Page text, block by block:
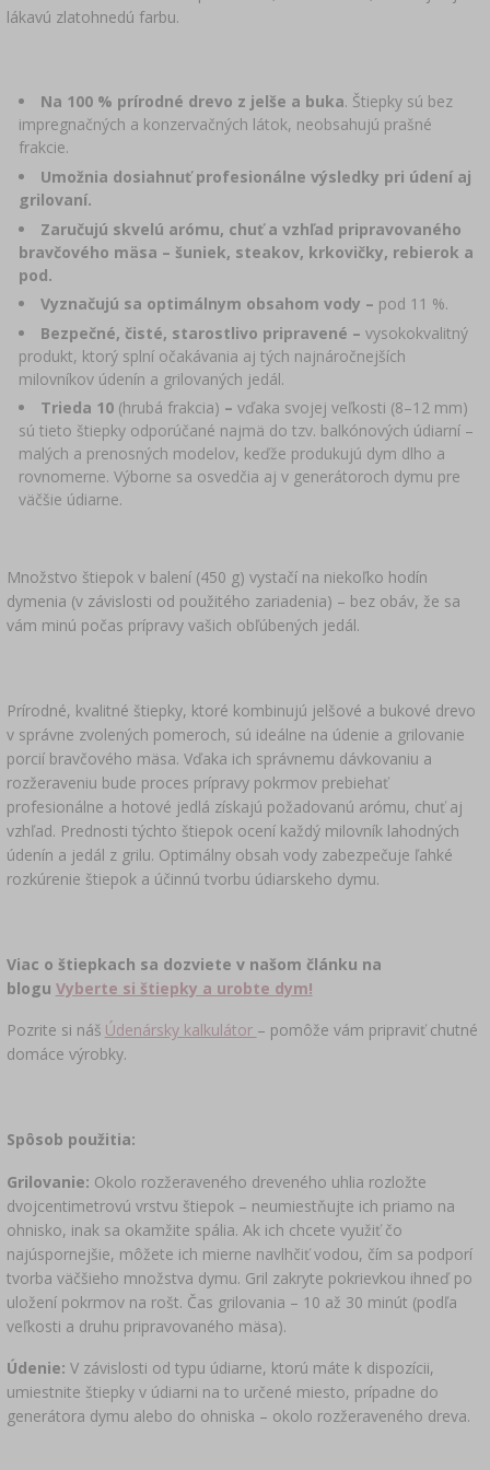
LITERATÚRA – ÚDENÁRSTVO
AROMATIZÁCIA ›
LITERATÚRA
ANALÝZA VÍNA
ETIKETY
LITERATÚRA
lákavú zlatohnedú farbu.
Na 100 % prírodné drevo z jelše a buka. Štiepky sú bez
impregnačných a konzervačných látok, neobsahujú prašné
frakcie.
Umožnia dosiahnuť profesionálne výsledky pri údení aj
grilovaní.
Zaručujú skvelú arómu, chuť a vzhľad pripravovaného
bravčového mäsa – šuniek, steakov, krkovičky, rebierok a
pod.
Vyznačujú sa optimálnym obsahom vody – pod 11 %.
Bezpečné, čisté, starostlivo pripravené – vysokokvalitný
produkt, ktorý splní očakávania aj tých najnáročnejších
milovníkov údenín a grilovaných jedál.
Trieda 10 (hrubá frakcia) – vďaka svojej veľkosti (8–12 mm)
sú tieto štiepky odporúčané najmä do tzv. balkónových údiarní –
malých a prenosných modelov, keďže produkujú dym dlho a
rovnomerne. Výborne sa osvedčia aj v generátoroch dymu pre
väčšie údiarne.
Množstvo štiepok v balení (450 g) vystačí na niekoľko hodín
dymenia (v závislosti od použitého zariadenia) – bez obáv, že sa
vám minú počas prípravy vašich obľúbených jedál.
Prírodné, kvalitné štiepky, ktoré kombinujú jelšové a bukové drevo
v správne zvolených pomeroch, sú ideálne na údenie a grilovanie
porcií bravčového mäsa. Vďaka ich správnemu dávkovaniu a
rozžeraveniu bude proces prípravy pokrmov prebiehať
profesionálne a hotové jedlá získajú požadovanú arómu, chuť aj
vzhľad. Prednosti týchto štiepok ocení každý milovník lahodných
údenín a jedál z grilu. Optimálny obsah vody zabezpečuje ľahké
rozkúrenie štiepok a účinnú tvorbu údiarskeho dymu.
Viac o štiepkach sa dozviete v našom článku na
blogu Vyberte si štiepky a urobte dym!
Pozrite si náš Údenársky kalkulátor – pomôže vám pripraviť chutné
domáce výrobky.
Spôsob použitia:
Grilovanie: Okolo rozžeraveného dreveného uhlia rozložte
dvojcentimetrovú vrstvu štiepok – neumiestňujte ich priamo na
ohnisko, inak sa okamžite spália. Ak ich chcete využiť čo
najúspornejšie, môžete ich mierne navlhčiť vodou, čím sa podporí
tvorba väčšieho množstva dymu. Gril zakryte pokrievkou ihneď po
uložení pokrmov na rošt. Čas grilovania – 10 až 30 minút (podľa
veľkosti a druhu pripravovaného mäsa).
Údenie: V závislosti od typu údiarne, ktorú máte k dispozícii,
umiestnite štiepky v údiarni na to určené miesto, prípadne do
generátora dymu alebo do ohniska – okolo rozžeraveného dreva.